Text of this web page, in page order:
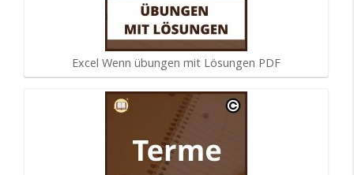
Excel Wenn übungen mit Lösungen PDF